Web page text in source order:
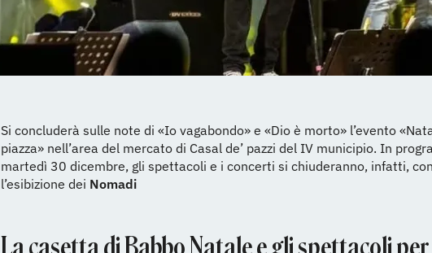
Si concluderà sulle note di «Io vagabondo» e «Dio è morto» l’evento
piazza» nell’area del mercato di Casal de’ pazzi del IV municipio. In
martedì 30 dicembre, gli spettacoli e i concerti si chiuderanno, infatti,
l’esibizione dei Nomadi